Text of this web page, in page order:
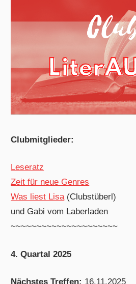
Clubmitglieder:
Leseratz
Zeit für neue Genres
Was liest Lisa(Clubstüberl)
und Gabi vom Laberladen
~~~~~~~~~~~~~~~~~~~~~
4. Quartal 2025
Nächstes Treffen: 16.11.2025